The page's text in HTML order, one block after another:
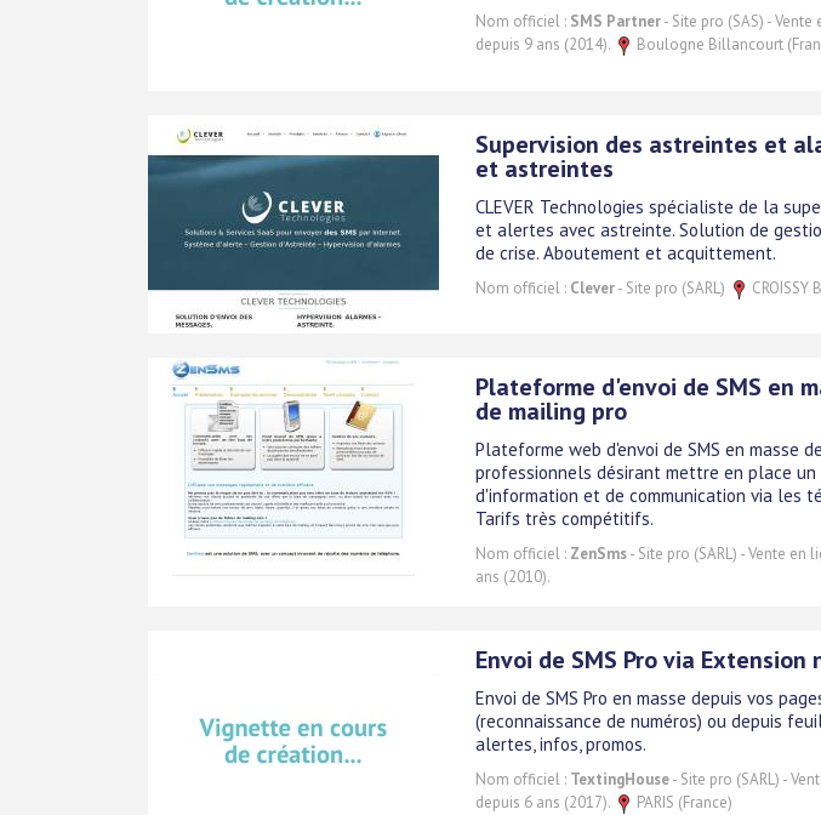
Nom officiel : SMS Partner- Site pro (SAS) -
depuis 9 ans (2014).
Boulogne Billancourt
Supervision des astreintes et
et astreintes
CLEVER Technologies spécialiste de la
et alertes avec astreinte. Solution de
de crise. Aboutement et acquittement.
Nom officiel : Clever- Site pro (SARL) CROISSY
Plateforme d'envoi de SMS en
de mailing pro
Plateforme web d'envoi de SMS en masse
professionnels désirant mettre en place un
d'information et de communication via les
Tarifs très compétitifs.
Nom officiel : ZenSms- Site pro (SARL) - Vente en
ans (2010).
Envoi de SMS Pro via
Envoi de SMS Pro en masse depuis vos
(reconnaissance de numéros) ou depuis
alertes, infos, promos.
Nom officiel : TextingHouse- Site pro (SARL) -
depuis 6 ans (2017).
PARIS (France)